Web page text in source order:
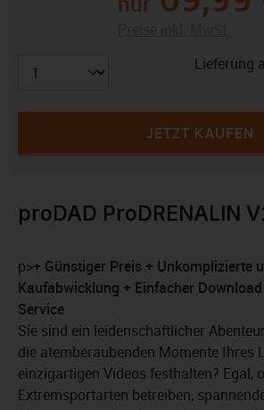
Lieferung
JETZT KAUFEN
proDAD ProDRENALIN
p>+ Günstiger Preis + Unkomplizierte
Kaufabwicklung + Einfacher
Service
Sie sind ein leidenschaftlicher
die atemberaubenden Momente Ihres
einzigartigen Videos festhalten? Egal,
Extremsportarten betreiben,